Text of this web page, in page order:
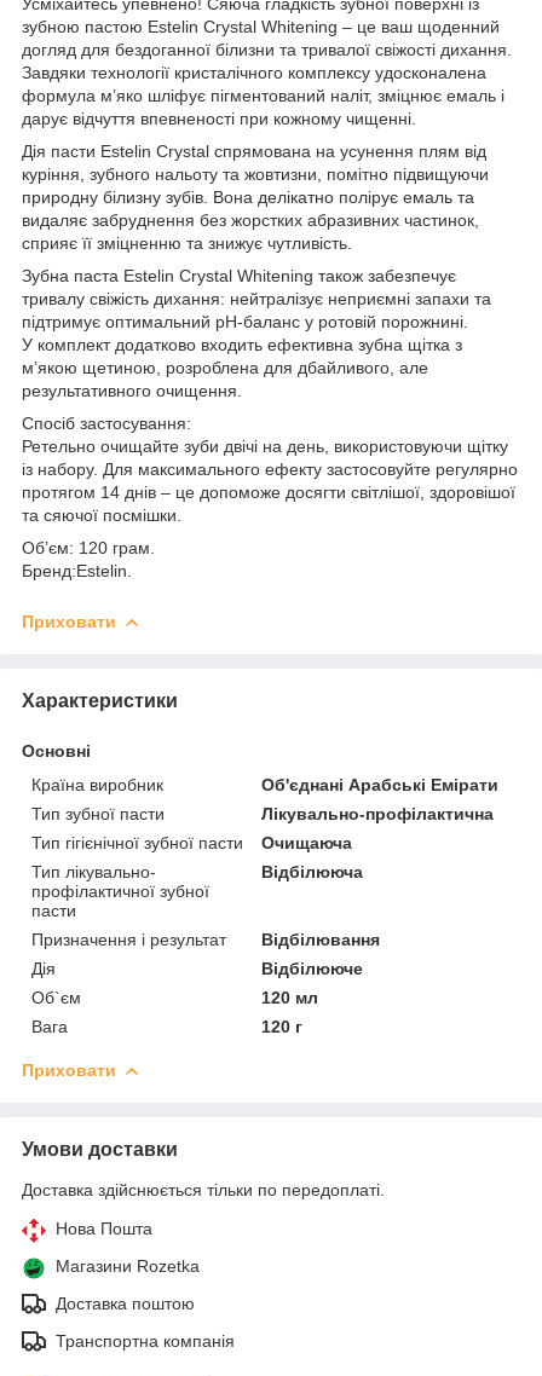
зубною пастою Estelin Crystal Whitening – це ваш щоденний
догляд для бездоганної білизни та тривалої свіжості дихання.
Завдяки технології кристалічного комплексу удосконалена
формула м’яко шліфує пігментований наліт, зміцнює емаль і
дарує відчуття впевненості при кожному чищенні.
Дія пасти Estelin Crystal спрямована на усунення плям від
куріння, зубного нальоту та жовтизни, помітно підвищуючи
природну білизну зубів. Вона делікатно полірує емаль та
видаляє забруднення без жорстких абразивних частинок,
сприяє її зміцненню та знижує чутливість.
Зубна паста Estelin Crystal Whitening також забезпечує
тривалу свіжість дихання: нейтралізує неприємні запахи та
підтримує оптимальний pH-баланс у ротовій порожнині.
У комплект додатково входить ефективна зубна щітка з
м’якою щетиною, розроблена для дбайливого, але
результативного очищення.
Спосіб застосування:
Ретельно очищайте зуби двічі на день, використовуючи щітку
із набору. Для максимального ефекту застосовуйте регулярно
протягом 14 днів – це допоможе досягти світлішої, здоровішої
та сяючої посмішки.
Об’єм: 120 грам.
Бренд:Estelin.
Приховати
Характеристики
Основні
Країна виробник
Об'єднані Арабські Емірати
Тип зубної пасти
Лікувально-профілактична
Тип гігієнічної зубної пасти
Очищаюча
Тип лікувально-
профілактичної зубної
пасти
Відбілююча
Призначення і результат
Відбілювання
Дія
Відбілююче
Об`єм
120 мл
Вага
120 г
Приховати
Умови доставки
Доставка здійснюється тільки по передоплаті.
Нова Пошта
Магазини Rozetka
Доставка поштою
Транспортна компанія